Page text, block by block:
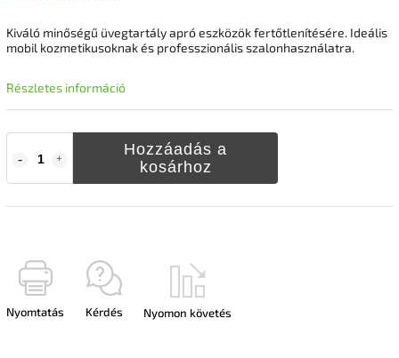
Hozzáadás a
kosárhoz
Kiváló minőségű üvegtartály apró eszközök fertőtlenítésére. Ideális
mobil kozmetikusoknak és professzionális szalonhasználatra.
Részletes információ
Nyomtatás Kérdés Nyomon követés